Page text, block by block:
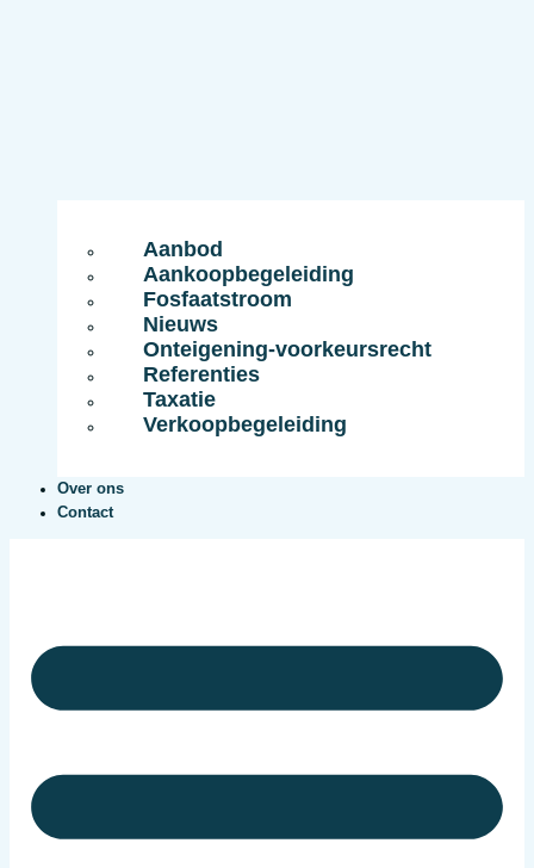
Aanbod
Aankoopbegeleiding
Fosfaatstroom
Nieuws
Onteigening-voorkeursrecht
Referenties
Taxatie
Verkoopbegeleiding
Over ons
Contact